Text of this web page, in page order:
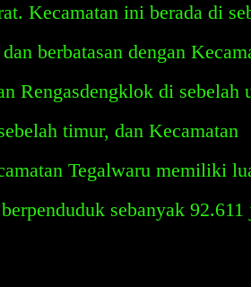
Kecamatan ini berada di
berbatasan dengan
Rengasdengklok di sebelah
timur, dan Kecamatan
Tegalwaru memiliki
sebanyak